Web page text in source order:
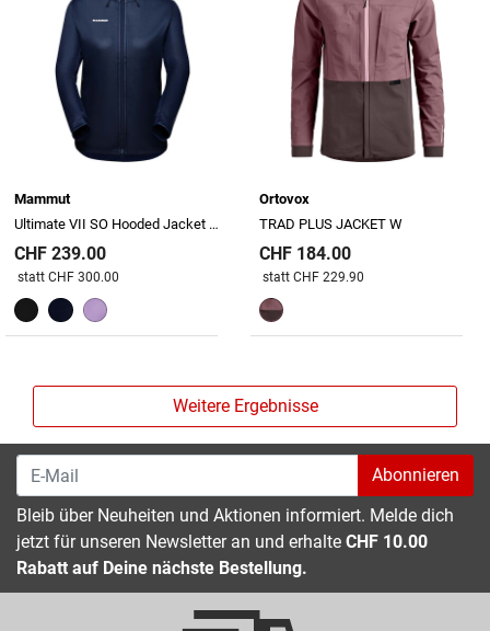
Mammut
Ultimate VII SO Hooded Jacket Women
CHF 239.00
Preis reduziert von
statt CHF 300.00
Ortovox
TRAD PLUS JACKET W
CHF 184.00
Preis reduziert von
statt CHF 229.90
Weitere Ergebnisse
Abonnieren
Bleib über Neuheiten und Aktionen informiert. Melde dich
jetzt für unseren Newsletter an und erhalte CHF 10.00
Rabatt auf Deine nächste Bestellung.